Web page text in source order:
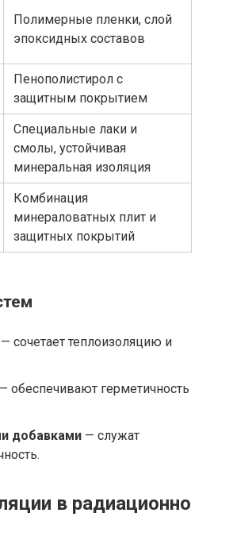
Полимерные пленки, слой
эпоксидных составов
Пенополистирол с
защитным покрытием
Специальные лаки и
смолы, устойчивая
минеральная изоляция
Комбинация
минераловатных плит и
защитных покрытий
— сочетает теплоизоляцию и
— обеспечивают герметичность
добавками — служат
в радиационно